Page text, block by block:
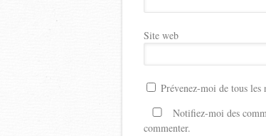
Site web
Prévenez-moi de tous
Notifiez-moi des
commenter.